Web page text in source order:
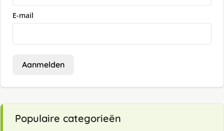
E-mail
Aanmelden
Populaire categorieën